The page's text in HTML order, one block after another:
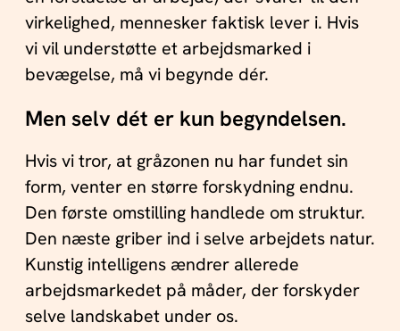
virkelighed, mennesker faktisk lever i. Hvis
vi vil understøtte et arbejdsmarked i
bevægelse, må vi begynde dér.
Men selv dét er kun begyndelsen.
Hvis vi tror, at gråzonen nu har fundet sin
form, venter en større forskydning endnu.
Den første omstilling handlede om struktur.
Den næste griber ind i selve arbejdets natur.
Kunstig intelligens ændrer allerede
arbejdsmarkedet på måder, der forskyder
selve landskabet under os.